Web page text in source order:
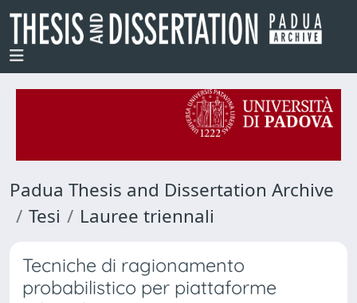
Padua Thesis and Dissertation Archive
Tesi
Lauree triennali
Tecniche di ragionamento
probabilistico per piattaforme